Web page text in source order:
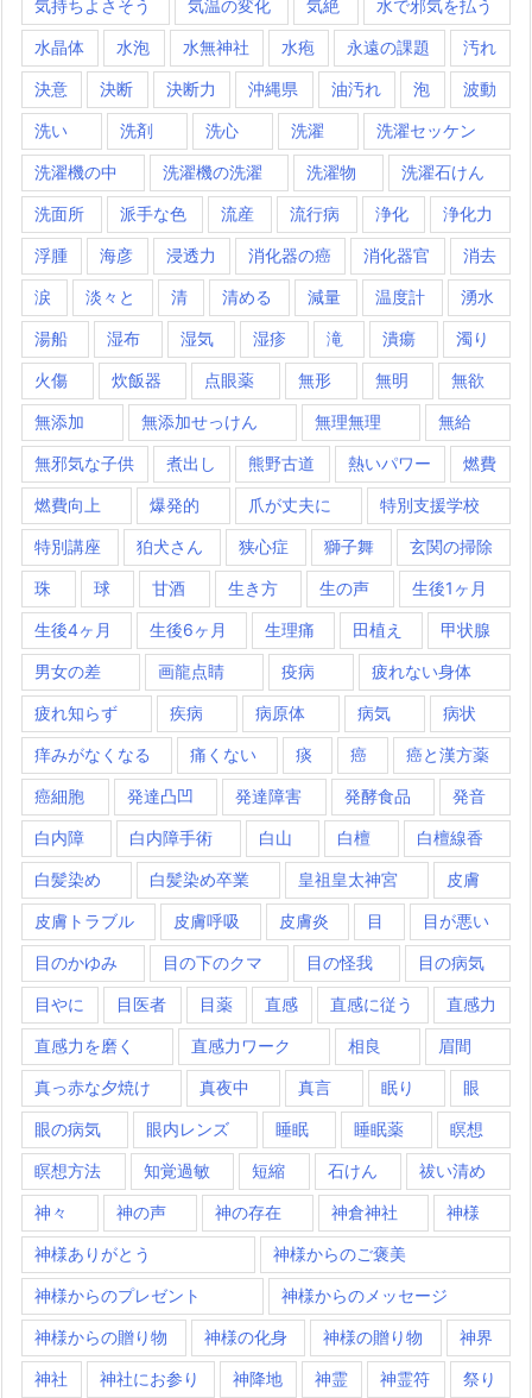
気持ちよさそう 気温の変化 気絶 水で邪気を払う
水晶体 水泡 水無神社 水疱 永遠の課題 汚れ
決意 決断 決断力 沖縄県 油汚れ 泡 波動
洗い 洗剤 洗心 洗濯 洗濯セッケン
洗濯機の中 洗濯機の洗濯 洗濯物 洗濯石けん
洗面所 派手な色 流産 流行病 浄化 浄化力
浮腫 海彦 浸透力 消化器の癌 消化器官 消去
涙 淡々と 清 清める 減量 温度計 湧水
湯船 湿布 湿気 湿疹 滝 潰瘍 濁り
火傷 炊飯器 点眼薬 無形 無明 無欲
無添加 無添加せっけん 無理無理 無給
無邪気な子供 煮出し 熊野古道 熱いパワー 燃費
燃費向上 爆発的 爪が丈夫に 特別支援学校
特別講座 狛犬さん 狭心症 獅子舞 玄関の掃除
珠 球 甘酒 生き方 生の声 生後1ヶ月
生後4ヶ月 生後6ヶ月 生理痛 田植え 甲状腺
男女の差 画龍点睛 疫病 疲れない身体
疲れ知らず 疾病 病原体 病気 病状
痒みがなくなる 痛くない 痰 癌 癌と漢方薬
癌細胞 発達凸凹 発達障害 発酵食品 発音
白内障 白内障手術 白山 白檀 白檀線香
白髪染め 白髪染め卒業 皇祖皇太神宮 皮膚
皮膚トラブル 皮膚呼吸 皮膚炎 目 目が悪い
目のかゆみ 目の下のクマ 目の怪我 目の病気
目やに 目医者 目薬 直感 直感に従う 直感力
直感力を磨く 直感力ワーク 相良 眉間
真っ赤な夕焼け 真夜中 真言 眠り 眼
眼の病気 眼内レンズ 睡眠 睡眠薬 瞑想
瞑想方法 知覚過敏 短縮 石けん 祓い清め
神々 神の声 神の存在 神倉神社 神様
神様ありがとう 神様からのご褒美
神様からのプレゼント 神様からのメッセージ
神様からの贈り物 神様の化身 神様の贈り物 神界
神社 神社にお参り 神降地 神霊 神霊符 祭り